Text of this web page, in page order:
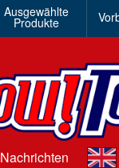
Ausgewählte
Produkte
Nachrichten en